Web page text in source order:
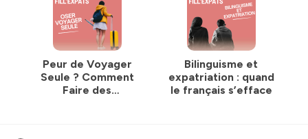
Peur de Voyager
Seule ? Comment
Faire des
Bilinguisme et
expatriation : quand
le français s’efface